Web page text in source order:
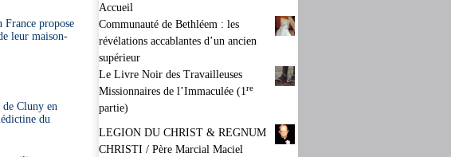
France propose
leur maison-
Cluny en
du
Accueil
Communauté de Bethléem : les
révélations accablantes d’un ancien
supérieur
Le Livre Noir des Travailleuses
Missionnaires de l’Immaculée (1re
partie)
LEGION DU CHRIST & REGNUM
CHRISTI / Père Marcial Maciel